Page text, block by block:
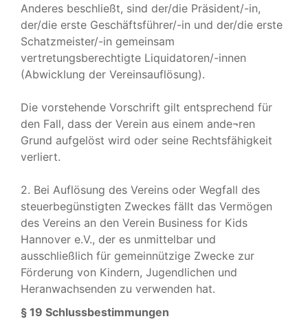
Anderes beschließt, sind der/die Präsident/-in,
der/die erste Geschäftsführer/-in und der/die erste
Schatzmeister/-in gemeinsam
vertretungsberechtigte Liquidatoren/-innen
(Abwicklung der Vereinsauflösung).
Die vorstehende Vorschrift gilt entsprechend für
den Fall, dass der Verein aus einem ande¬ren
Grund aufgelöst wird oder seine Rechtsfähigkeit
verliert.
2. Bei Auflösung des Vereins oder Wegfall des
steuerbegünstigten Zweckes fällt das Vermögen
des Vereins an den Verein Business for Kids
Hannover e.V., der es unmittelbar und
ausschließlich für gemeinnützige Zwecke zur
Förderung von Kindern, Jugendlichen und
Heranwachsenden zu verwenden hat.
§ 19 Schlussbestimmungen